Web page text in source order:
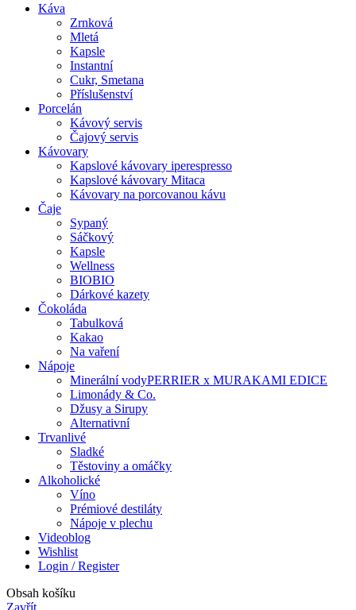
Káva
Zrnková
Mletá
Kapsle
Instantní
Cukr, Smetana
Příslušenství
Porcelán
Kávový servis
Čajový servis
Kávovary
Kapslové kávovary iperespresso
Kapslové kávovary Mitaca
Kávovary na porcovanou kávu
Čaje
Sypaný
Sáčkový
Kapsle
Wellness
BIOBIO
Dárkové kazety
Čokoláda
Tabulková
Kakao
Na vaření
Nápoje
Minerální vodyPERRIER x MURAKAMI EDICE
Limonády & Co.
Džusy a Sirupy
Alternativní
Trvanlivé
Sladké
Těstoviny a omáčky
Alkoholické
Víno
Prémiové destiláty
Nápoje v plechu
Videoblog
Wishlist
Login / Register
Obsah košíku
Zavřít